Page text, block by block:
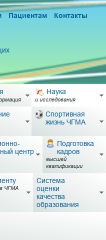
Пациентам
Контакты
Наука
и исследования
Спортивная
жизнь ЧГМА
центр
Подготовка
кадров
высшей
квалификации
ЧГМА
Система
оценки
качества
образования